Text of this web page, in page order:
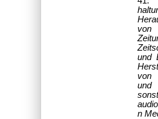
von
und
von
und
n